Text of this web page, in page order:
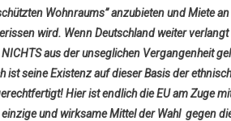
Wohnraums” anzubieten und Miete
wird. Wenn Deutschland weiter verlangt
aus der unseglichen Vergangenheit
seine Existenz auf dieser Basis der
Hier ist endlich die EU am Zuge
und wirksame Mittel der Wahl gegen